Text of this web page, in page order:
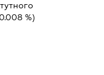
%)